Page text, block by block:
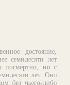
достояние,
семидесяти лет
посмертно, но с
лет. Оно
без чьего-либо